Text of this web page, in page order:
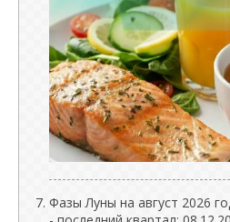
Фазы Луны на август 2026